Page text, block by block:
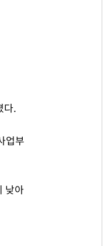
다.
업부
낮아